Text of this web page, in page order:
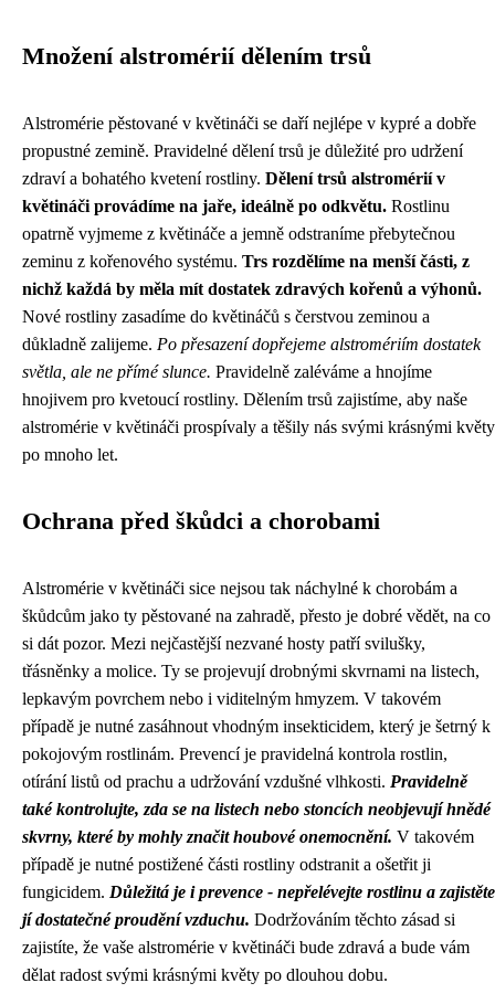
Množení alstromérií dělením trsů
Alstromérie pěstované v květináči se daří nejlépe v kypré a dobře
propustné zemině. Pravidelné dělení trsů je důležité pro udržení
zdraví a bohatého kvetení rostliny. Dělení trsů alstromérií v
květináči provádíme na jaře, ideálně po odkvětu. Rostlinu
opatrně vyjmeme z květináče a jemně odstraníme přebytečnou
zeminu z kořenového systému. Trs rozdělíme na menší části, z
nichž každá by měla mít dostatek zdravých kořenů a výhonů.
Nové rostliny zasadíme do květináčů s čerstvou zeminou a
důkladně zalijeme. Po přesazení dopřejeme alstromériím dostatek
světla, ale ne přímé slunce. Pravidelně zaléváme a hnojíme
hnojivem pro kvetoucí rostliny. Dělením trsů zajistíme, aby naše
alstromérie v květináči prospívaly a těšily nás svými krásnými květy
po mnoho let.
Ochrana před škůdci a chorobami
Alstromérie v květináči sice nejsou tak náchylné k chorobám a
škůdcům jako ty pěstované na zahradě, přesto je dobré vědět, na co
si dát pozor. Mezi nejčastější nezvané hosty patří svilušky,
třásněnky a molice. Ty se projevují drobnými skvrnami na listech,
lepkavým povrchem nebo i viditelným hmyzem. V takovém
případě je nutné zasáhnout vhodným insekticidem, který je šetrný k
pokojovým rostlinám. Prevencí je pravidelná kontrola rostlin,
otírání listů od prachu a udržování vzdušné vlhkosti. Pravidelně
také kontrolujte, zda se na listech nebo stoncích neobjevují hnědé
skvrny, které by mohly značit houbové onemocnění. V takovém
případě je nutné postižené části rostliny odstranit a ošetřit ji
fungicidem. Důležitá je i prevence - nepřelévejte rostlinu a zajistěte
jí dostatečné proudění vzduchu. Dodržováním těchto zásad si
zajistíte, že vaše alstromérie v květináči bude zdravá a bude vám
dělat radost svými krásnými květy po dlouhou dobu.